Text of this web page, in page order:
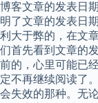
博客文章的发表日
明了文章的发表日
利大于弊的，在文
们首先看到文章的
前的，心里可能已
定不再继续阅读了
会失效的那种。无